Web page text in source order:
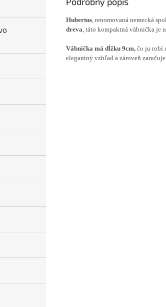
Hubertus , renomovaná nemecká
dreva , táto kompaktná vábnička je
Vábnička má dĺžku 9cm, čo ju robí
elegantný vzhľad a zároveň